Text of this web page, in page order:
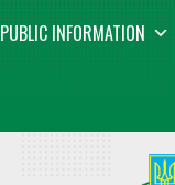
PUBLIC INFORMATION